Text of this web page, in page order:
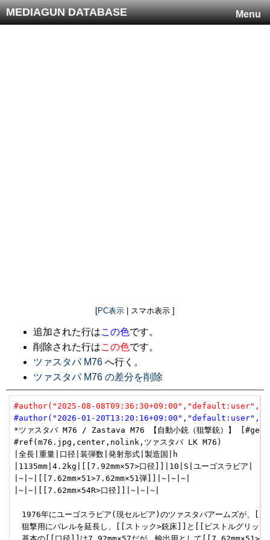
Menu
MEDIAGUN DATABASE
[PC表示 | スマホ表示 ]
追加された行はこの色です。
削除された行はこの色です。
ツァスタバ M76 へ行く。
ツァスタバ M76 の差分を削除
#author("2025-08-
#author("2026-01-
*ツァスタバ M76 / Zastava M76 【自動小銃（狙撃銃）】
#ref(m76.jpg,center,nolink,ツァスタバ LK M76)
|全長|重量|口径|装弾数|発射形式|製造国|h
|1135mm|4.2kg|[[7.92mm×57>口径]]|10|S|ユーゴスラビア|
|~|~|[[7.62mm×51>7.62mm×51弾]]|~|~|~|
|~|~|[[7.62mm×54R>口径]]|~|~|~|
1976年にユーゴスラビア(現セルビア)のツァスタバアームズが
狙撃用にバレルを延長し、[[ストック>銃床]]と[[ピストルグリップ
基本の[[口径]]は7.92mm×57だが、輸出用として